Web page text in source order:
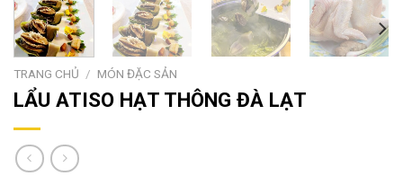
TRANG CHỦ / MÓN ĐẶC SẢN
LẨU ATISO HẠT THÔNG ĐÀ LẠT